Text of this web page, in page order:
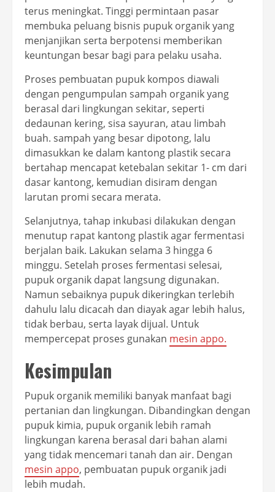
terus meningkat. Tinggi permintaan pasar
membuka peluang bisnis pupuk organik yang
menjanjikan serta berpotensi memberikan
keuntungan besar bagi para pelaku usaha.
Proses pembuatan pupuk kompos diawali
dengan pengumpulan sampah organik yang
berasal dari lingkungan sekitar, seperti
dedaunan kering, sisa sayuran, atau limbah
buah. sampah yang besar dipotong, lalu
dimasukkan ke dalam kantong plastik secara
bertahap mencapat ketebalan sekitar 1- cm dari
dasar kantong, kemudian disiram dengan
larutan promi secara merata.
Selanjutnya, tahap inkubasi dilakukan dengan
menutup rapat kantong plastik agar fermentasi
berjalan baik. Lakukan selama 3 hingga 6
minggu. Setelah proses fermentasi selesai,
pupuk organik dapat langsung digunakan.
Namun sebaiknya pupuk dikeringkan terlebih
dahulu lalu dicacah dan diayak agar lebih halus,
tidak berbau, serta layak dijual. Untuk
mempercepat proses gunakan mesin appo.
Kesimpulan
Pupuk organik memiliki banyak manfaat bagi
pertanian dan lingkungan. Dibandingkan dengan
pupuk kimia, pupuk organik lebih ramah
lingkungan karena berasal dari bahan alami
yang tidak mencemari tanah dan air. Dengan
mesin appo, pembuatan pupuk organik jadi
lebih mudah.